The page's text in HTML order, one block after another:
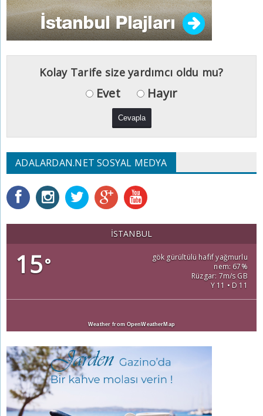
Kolay Tarife size yardımcı oldu mu?
Evet Hayır
ADALARDAN.NET SOSYAL MEDYA
İSTANBUL
15°
gök gürültülü hafif yağmurlu
nem: 67%
Rüzgar: 7m/s GB
Y 11 • D 11
Weather from OpenWeatherMap